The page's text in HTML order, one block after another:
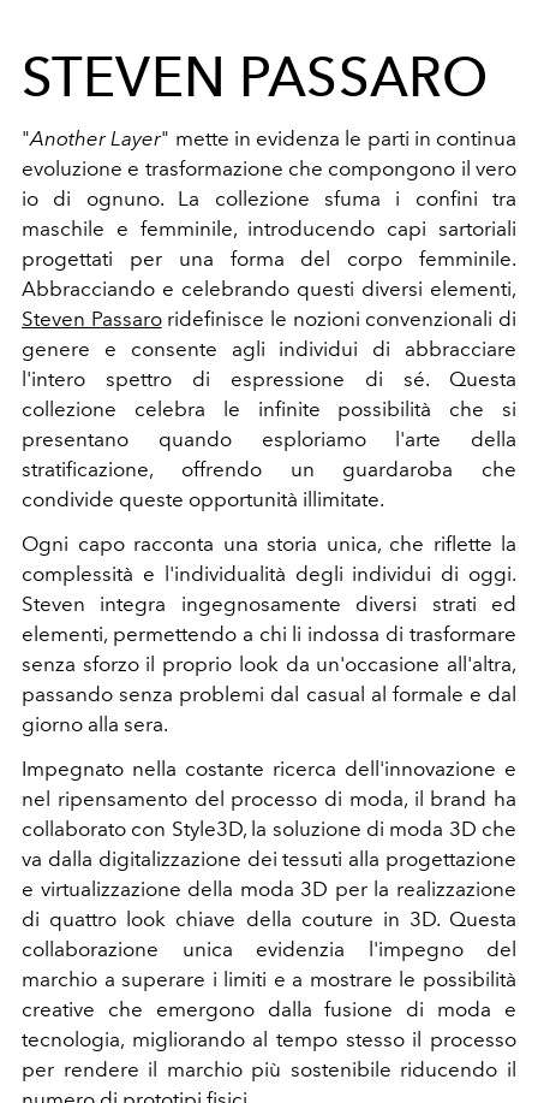
STEVEN PASSARO
"Another Layer" mette in evidenza le parti in continua
evoluzione e trasformazione che compongono il vero
io di ognuno. La collezione sfuma i confini tra
maschile e femminile, introducendo capi sartoriali
progettati per una forma del corpo femminile.
Abbracciando e celebrando questi diversi elementi,
Steven Passaroridefinisce le nozioni convenzionali di
genere e consente agli individui di abbracciare
l'intero spettro di espressione di sé. Questa
collezione celebra le infinite possibilità che si
presentano quando esploriamo l'arte della
stratificazione, offrendo un guardaroba che
condivide queste opportunità illimitate.
Ogni capo racconta una storia unica, che riflette la
complessità e l'individualità degli individui di oggi.
Steven integra ingegnosamente diversi strati ed
elementi, permettendo a chi li indossa di trasformare
senza sforzo il proprio look da un'occasione all'altra,
passando senza problemi dal casual al formale e dal
giorno alla sera.
Impegnato nella costante ricerca dell'innovazione e
nel ripensamento del processo di moda, il brand ha
collaborato con Style3D, la soluzione di moda 3D che
va dalla digitalizzazione dei tessuti alla progettazione
e virtualizzazione della moda 3D per la realizzazione
di quattro look chiave della couture in 3D. Questa
collaborazione unica evidenzia l'impegno del
marchio a superare i limiti e a mostrare le possibilità
creative che emergono dalla fusione di moda e
tecnologia, migliorando al tempo stesso il processo
per rendere il marchio più sostenibile riducendo il